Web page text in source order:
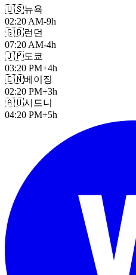
🇺🇸뉴욕
02:20 AM-9h
🇬🇧런던
07:20 AM-4h
🇯🇵도쿄
03:20 PM+4h
🇨🇳베이징
02:20 PM+3h
🇦🇺시드니
04:20 PM+5h